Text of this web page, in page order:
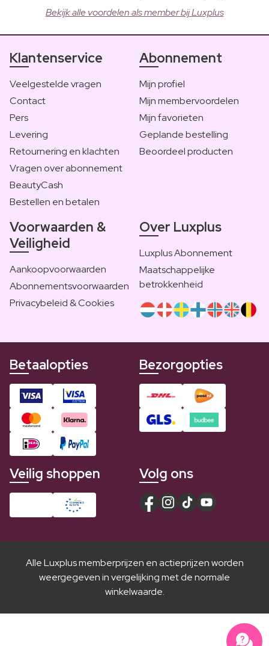
Bekijk alle voordelen als member bij Luxplus
Klantenservice
Veelgestelde vragen
Contact
Pers
Levering
Retournering en klachten
Vragen over abonnement
BeautyCash
Bestellen en betalen
Abonnement
Mijn profiel
Mijn membervoordelen
Mijn favorieten
Geplande bestelling
Beoordeel producten
Voorwaarden &
Veiligheid
Aankoopvoorwaarden
Abonnementsvoorwaarden
Privacybeleid & Cookies
Over Luxplus
Luxplus Abonnement
Maatschappelijke
betrokkenheid
Betaalopties Bezorgopties
Veilig shoppen Volg ons
Alle Luxplus memberprijzen en actieprijzen worden
weergegeven in vergelijking met de normale
winkelwaarde.